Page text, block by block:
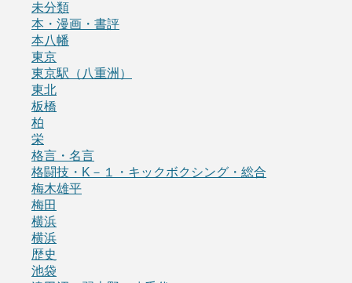
未分類
本・漫画・書評
本八幡
東京
東京駅（八重洲）
東北
板橋
柏
栄
格言・名言
格闘技・K－１・キックボクシング・総合
梅木雄平
梅田
横浜
横浜
歴史
池袋